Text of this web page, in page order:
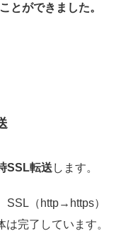
とができました。
SSL転送 します。
SSL（http→https）
完了しています。